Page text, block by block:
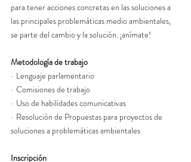
para tener acciones concretas en las soluciones a
las principales problemáticas medio ambientales,
se parte del cambio y la solución. ¡anímate!
Metodología de trabajo
·  Lenguaje parlamentario
·  Comisiones de trabajo
·  Uso de habilidades comunicativas
·  Resolución de Propuestas para proyectos de
soluciones a problemáticas ambientales
Inscripción